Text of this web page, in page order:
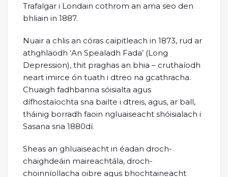
Trafalgar i Londain cothrom an ama seo den
bhliain in 1887.
Nuair a chlis an córas caipitleach in 1873, rud ar
athghlaodh ‘An Spealadh Fada’ (Long
Depression), thit praghas an bhia – cruthaíodh
neart imirce ón tuath i dtreo na gcathracha.
Chuaigh fadhbanna sóisialta agus
dífhostaíochta sna bailte i dtreis, agus, ar ball,
tháinig borradh faoin ngluaiseacht shóisialach i
Sasana sna 1880dí.
Sheas an ghluaiseacht in éadan droch-
chaighdeáin maireachtála, droch-
choinníollacha oibre agus bhochtaineacht